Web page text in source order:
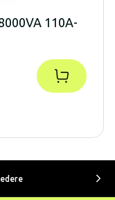
110A-